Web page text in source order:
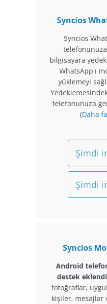
Syncios
Syncios
bilgisayara
WhatsApp'ı
yüklemeyi
telefonunuza
(Daha
Şimdi
Şimdi
Syncios
Android
destek
fotoğraflar,
kişiler, mesajlar